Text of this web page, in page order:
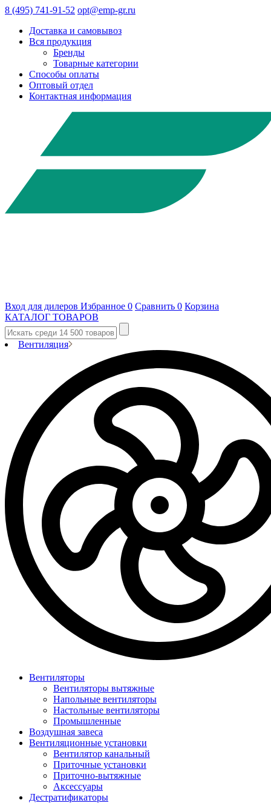
8 (495) 741-91-52 opt@emp-gr.ru
Доставка и самовывоз
Вся продукция
Бренды
Товарные категории
Способы оплаты
Оптовый отдел
Контактная информация
Вход для дилеров Избранное 0 Сравнить 0 Корзина
КАТАЛОГ ТОВАРОВ
Вентиляция
Вентиляторы
Вентиляторы вытяжные
Напольные вентиляторы
Настольные вентиляторы
Промышленные
Воздушная завеса
Вентиляционные установки
Вентилятор канальный
Приточные установки
Приточно-вытяжные
Аксессуары
Дестратификаторы